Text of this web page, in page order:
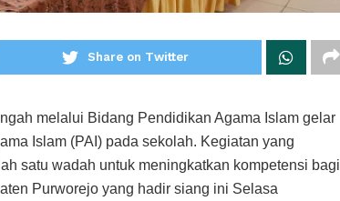
Share on Twitter
melalui Bidang Pendidikan Agama Islam gelar
Islam (PAI) pada sekolah. Kegiatan yang
satu wadah untuk meningkatkan kompetensi bagi
Purworejo yang hadir siang ini Selasa